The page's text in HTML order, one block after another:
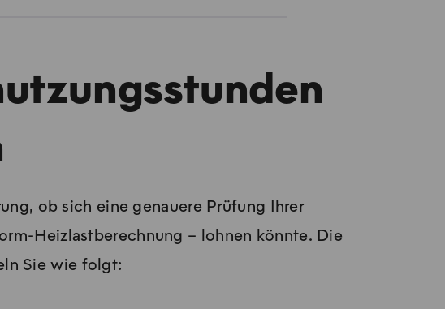
ob sich eine genauere Prüfung Ihrer
Heizlastberechnung – lohnen könnte. Die
Sie wie folgt: